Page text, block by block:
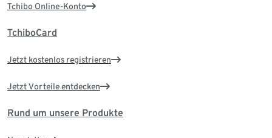
Tchibo Online-Konto
TchiboCard
Jetzt kostenlos registrieren
Jetzt Vorteile entdecken
Rund um unsere Produkte